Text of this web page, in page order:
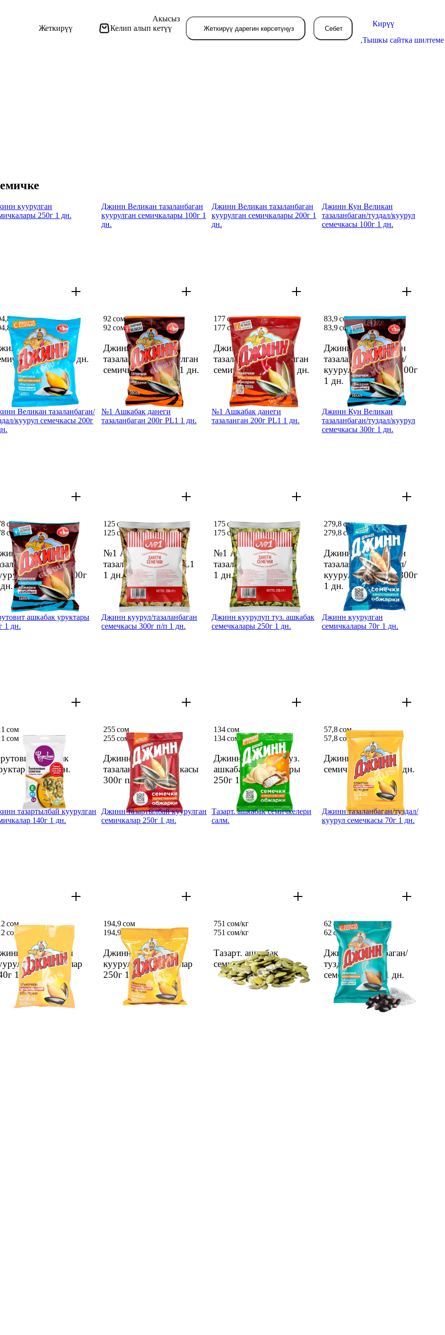
Жеткирүү Келип алып кетүү
Акысыз
Жеткирүү дарегин көрсөтүңүз Себет
Кирүү
,Тышкы сайтка шилтеме
куурулган
250г 1 дн.
куурулган
250г1 дн.
сом
сом
Джинн Великан тазаланбаган
куурулган семичкалары 100г 1
дн.
Джинн Великан
тазаланбаган куурулган
семичкалары 100г1 дн.
92 сом
92 сом
Джинн Великан тазаланбаган
куурулган семичкалары 200г 1
дн.
Джинн Великан
тазаланбаган куурулган
семичкалары 200г1 дн.
177 сом
177 сом
Джинн Кун Великан
тазаланбаган/туздал/куурул
семечкасы 100г 1 дн.
Джинн Кун Великан
тазаланбаган/туздал/
куурул семечкасы 100г
1 дн.
83,9 сом
83,9 сом
Великан тазаланбаган/
куурул семечкасы 200г
Великан
туздал/
семечкасы 200г
сом
сом
№1 Ашкабак данеги
тазаланбаган 200г PL1 1 дн.
№1 Ашкабак данеги
тазаланбаган 200г PL1
1 дн.
125 сом
125 сом
№1 Ашкабак данеги
тазаланган 200г PL1 1 дн.
№1 Ашкабак данеги
тазаланган 200г PL1
1 дн.
175 сом
175 сом
Джинн Кун Великан
тазаланбаган/туздал/куурул
семечкасы 300г 1 дн.
Джинн Кун Великан
тазаланбаган/туздал/
куурул семечкасы 300г
1 дн.
279,8 сом
279,8 сом
ашкабак уруктары
1 дн.
ашкабак
70г1 дн.
сом
сом
Джинн куурул/тазаланбаган
семечкасы 300г п/п 1 дн.
Джинн куурул/
тазаланбаган семечкасы
300г п/п1 дн.
255 сом
255 сом
Джинн куурулуп туз. ашкабак
семечкалары 250г 1 дн.
Джинн куурулуп туз.
ашкабак семечкалары
250г 1 дн.
134 сом
134 сом
Джинн куурулган
семичкалары 70г 1 дн.
Джинн куурулган
семичкалары 70г1 дн.
57,8 сом
57,8 сом
тазартылбай куурулган
140г 1 дн.
тазартылбай
семичкалар
1 дн.
сом
сом
Джинн тазартылбай куурулган
семичкалар 250г 1 дн.
Джинн тазартылбай
куурулган семичкалар
250г 1 дн.
194,9 сом
194,9 сом
Тазарт. ашкабак семичкелери
салм.
Тазарт. ашкабак
семичкелери салм.
751 сом/кг
751 сом/кг
Джинн тазаланбаган/туздал/
куурул семечкасы 70г 1 дн.
Джинн тазаланбаган/
туздал/куурул
семечкасы 70г 1 дн.
62 сом
62 сом